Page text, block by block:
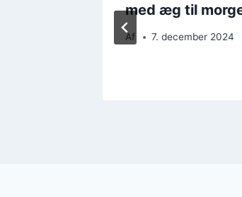
med æg til
Af 7. december 2024